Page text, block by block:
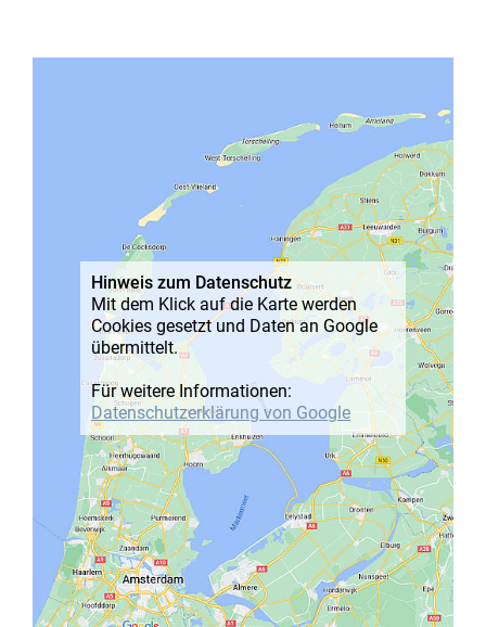
Hinweis zum Datenschutz
Mit dem Klick auf die Karte werden
Cookies gesetzt und Daten an Google
übermittelt.
Für weitere Informationen:
Datenschutz­erklärung von Google